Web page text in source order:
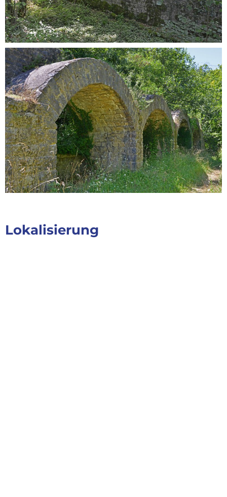
Lokalisierung